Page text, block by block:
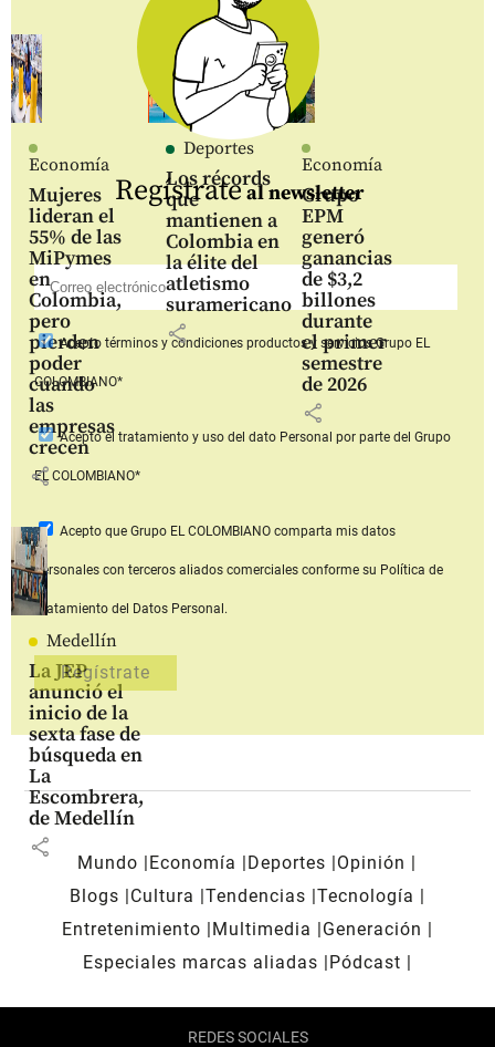
Economía
Mujeres
lideran el
55% de las
MiPymes
en
Colombia,
pero
pierden
poder
cuando
las
empresas
crecen
share
Deportes
Los récords
que
mantienen a
Colombia en
la élite del
atletismo
suramericano
share
Economía
Grupo
EPM
generó
ganancias
de $3,2
billones
durante
el primer
semestre
de 2026
share
Medellín
La JEP
anunció el
inicio de la
sexta fase de
búsqueda en
La
Escombrera,
de Medellín
share
Regístrateal newsletter
Aceptotérminos y condiciones productos y serviciosGrupo EL
COLOMBIANO*
Aceptoel tratamiento y uso del dato Personal por parte del Grupo
EL COLOMBIANO*
Acepto que Grupo EL COLOMBIANOcomparta mis datos
personales con terceros aliados comerciales conforme su Política de
Tratamiento del Datos Personal.
Mundo Economía Deportes
Opinión
Blogs
Cultura Tendencias Tecnología
Entretenimiento
Multimedia
Generación
Especiales marcas aliadas
Pódcast
REDES SOCIALES